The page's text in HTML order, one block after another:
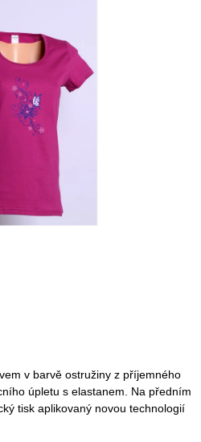
v barvě ostružiny z příjemného
úpletu s elastanem. Na předním
tisk aplikovaný novou technologií